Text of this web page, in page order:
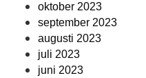
oktober 2023
september 2023
augusti 2023
juli 2023
juni 2023